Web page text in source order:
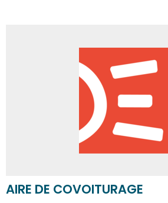
AIRE DE COVOITURAGE